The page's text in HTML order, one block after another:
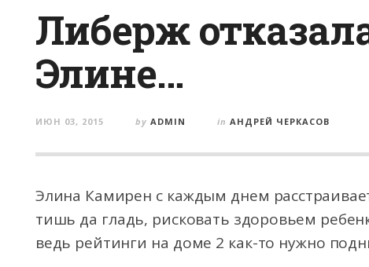
Либерж
Элине…
ИЮН 03, 2015 by ADMIN in АНДРЕЙ ЧЕРКАСОВ
Элина Камирен с каждым днем
тишь да гладь, рисковать здоровьем
ведь рейтинги на доме 2 как-то нужно